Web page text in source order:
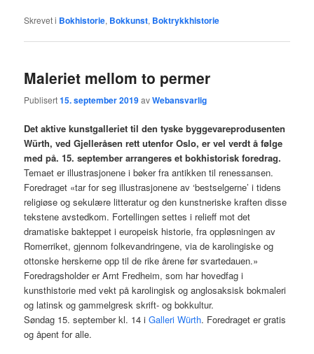
Skrevet i Bokhistorie, Bokkunst, Boktrykkhistorie
Maleriet mellom to permer
Publisert15. september 2019avWebansvarlig
Det aktive kunstgalleriet til den tyske byggevareprodusenten
Würth, ved Gjelleråsen rett utenfor Oslo, er vel verdt å følge
med på. 15. september arrangeres et bokhistorisk foredrag.
Temaet er illustrasjonene i bøker fra antikken til renessansen.
Foredraget «tar for seg illustrasjonene av ‘bestselgerne’ i tidens
religiøse og sekulære litteratur og den kunstneriske kraften disse
tekstene avstedkom. Fortellingen settes i relieff mot det
dramatiske bakteppet i europeisk historie, fra oppløsningen av
Romerriket, gjennom folkevandringene, via de karolingiske og
ottonske herskerne opp til de rike årene før svartedauen.»
Foredragsholder er Arnt Fredheim, som har hovedfag i
kunsthistorie med vekt på karolingisk og anglosaksisk bokmaleri
og latinsk og gammelgresk skrift- og bokkultur.
Søndag 15. september kl. 14 iGalleri Würth. Foredraget er gratis
og åpent for alle.